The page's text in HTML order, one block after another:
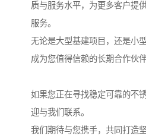
质与服务水平，为更多客户提
服务。
无论是大型基建项目，还是小
成为您值得信赖的长期合作伙伴
如果您正在寻找稳定可靠的不
迎与我们联系。
我们期待与您携手，共同打造